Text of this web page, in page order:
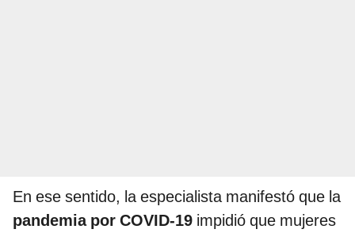
En ese sentido, la especialista manifestó que la
pandemia por COVID-19 impidió que mujeres